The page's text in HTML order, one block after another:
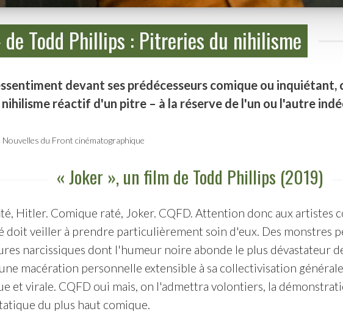
Todd Phillips : Pitreries du nihilisme
devant ses prédécesseurs comique ou inquiétant,
réactif d'un pitre – à la réserve de l'un ou l'autre
Nouvelles du Front cinématographique
« Joker », un film de Todd Phillips (2019)
Hitler. Comique raté, Joker. CQFD. Attention donc aux artistes
doit veiller à prendre particulièrement soin d'eux. Des monstres
narcissiques dont l'humeur noire abonde le plus dévastateur
macération personnelle extensible à sa collectivisation
et virale. CQFD oui mais, on l'admettra volontiers, la
du plus haut comique.